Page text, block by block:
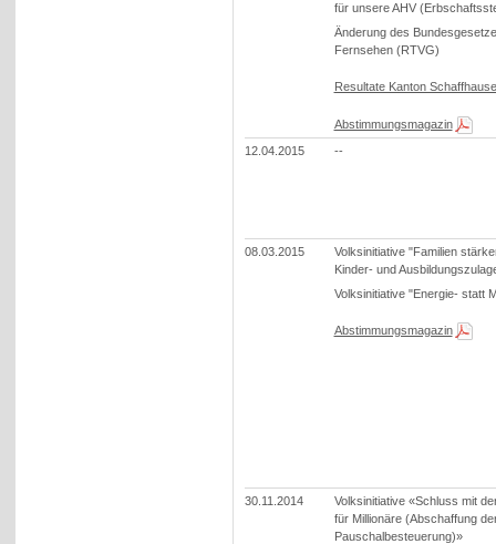
für unsere AHV
Änderung des
Fernsehen (RTVG)
Resultate Kanton
Abstimmungsmagazin
12.04.2015
--
08.03.2015
Volksinitiative "Familien
Kinder- und
Volksinitiative "Energie- statt
Abstimmungsmagazin
30.11.2014
Volksinitiative «Schluss mit
für Millionäre (Abschaffung
Pauschalbesteuerung)»